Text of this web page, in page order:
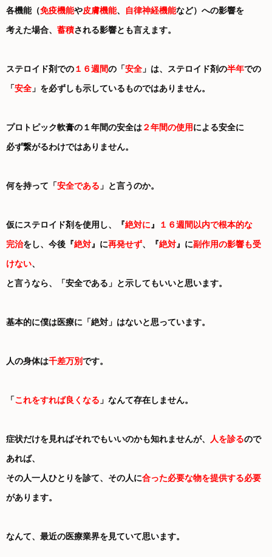
各機能（免疫機能や皮膚機能、 自律神経機能など）への影響を
考えた場合、 蓄積される影響とも言えます。
ステロイド剤での１６週間の「安全 」は、ステロイド剤の半年での
「安全 」を必ずしも示しているものではありません。
プロトピック軟膏の１年間の安全は２年間の使用による安全に
必ず繋がるわけではありません。
何を持って「安全である 」と言うのか。
仮にステロイド剤を使用し、『絶対に』
１６週間以内で根本的な
完治をし、今後『絶対』に再発せず、『絶対』に副作用の影響も受
けない、
と言うなら、「安全である」と示してもいいと思います。
基本的に僕は医療に「絶対」はないと思っています。
人の身体は千差万別です。
「これをすれば良くなる 」なんて存在しません。
症状だけを見ればそれでもいいのかも知れませんが、 人を診るので
あれば、
その人一人ひとりを診て、その人に合った必要な物を提供する必要
があります。
なんて、最近の医療業界を見ていて思います。